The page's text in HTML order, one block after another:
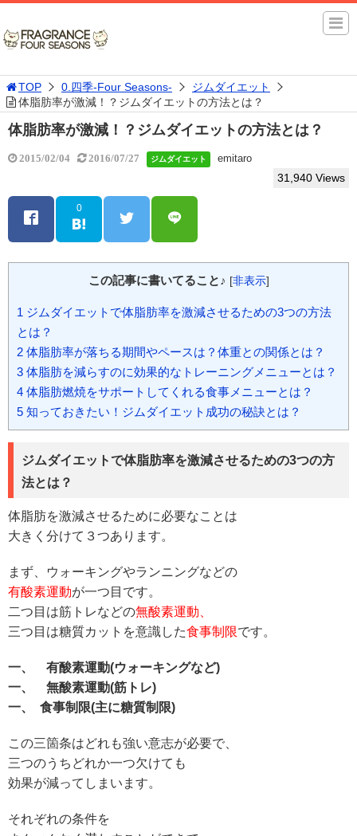
TOP 0.四季-Four Seasons-
ジムダイエット
体脂肪率が激減！？ジムダイエットの方法とは？
体脂肪率が激減！？ジムダイエットの方法とは？
2015/02/04 2016/07/27 ジムダイエット emitaro
31,940 Views
0
この記事に書いてること♪ [非表示]
1 ジムダイエットで体脂肪率を激減させるための3つの方法
とは？
2 体脂肪率が落ちる期間やペースは？体重との関係とは？
3 体脂肪を減らすのに効果的なトレーニングメニューとは？
4 体脂肪燃焼をサポートしてくれる食事メニューとは？
5 知っておきたい！ジムダイエット成功の秘訣とは？
ジムダイエットで体脂肪率を激減させるための3つの方
法とは？
体脂肪を激減させるために必要なことは
大きく分けて３つあります。
まず、ウォーキングやランニングなどの
有酸素運動が一つ目です。
二つ目は筋トレなどの無酸素運動、
三つ目は糖質カットを意識した食事制限です。
一、 有酸素運動(ウォーキングなど)
一、 無酸素運動(筋トレ)
一、 食事制限(主に糖質制限)
この三箇条はどれも強い意志が必要で、
三つのうちどれか一つ欠けても
効果が減ってしまいます。
それぞれの条件を